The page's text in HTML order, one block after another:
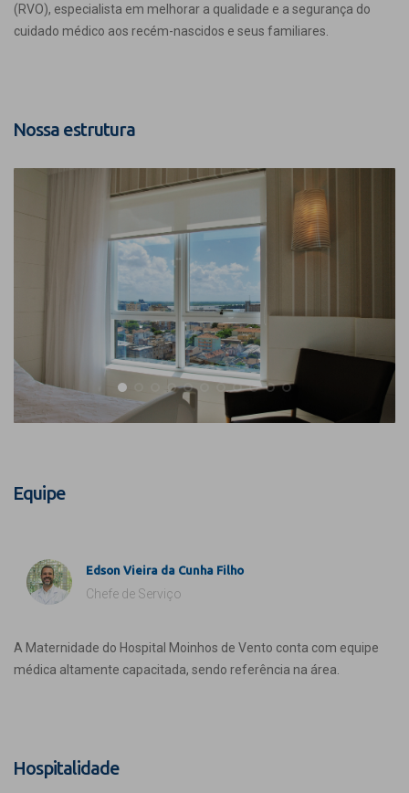
(RVO), especialista em melhorar a qualidade e a segurança do
cuidado médico aos recém-nascidos e seus familiares.
Nossa estrutura
Equipe
Edson Vieira da Cunha Filho
Chefe de Serviço
A Maternidade do Hospital Moinhos de Vento conta com equipe
médica altamente capacitada, sendo referência na área.
Hospitalidade